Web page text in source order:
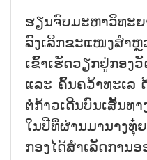
ຮຽນຈົບມະຫາວິທະ
ລົງເລິກຂະແໜງສຳ
ເຂົ້າເຮັດວຽກຢູ່ກອງ
ແລະ ຄົ້ນຄວ້າທະເລ
ຕໍ່ກ້າວເດີນບົນເສັ້ນທ
ໃນປີທີ່ຜ່ານມານາງທຸ໋
ກອງໄດ້ສຳເລັດການ